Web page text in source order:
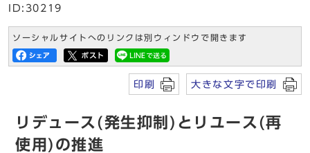
ID:30219
ソーシャルサイトへのリンクは別ウィンドウで開きます
印刷 大きな文字で印刷
リデュース(発生抑制)とリユース(再
使用)の推進